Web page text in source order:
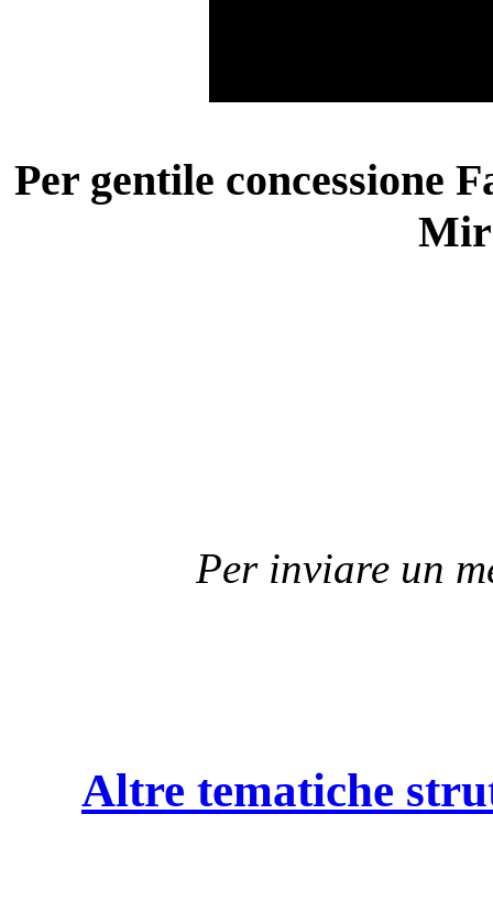
Per gentile concessione
Per inviare un
Altre tematiche